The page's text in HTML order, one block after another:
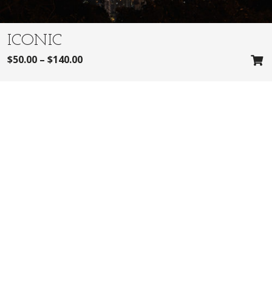
ICONIC
$50.00 – $140.00